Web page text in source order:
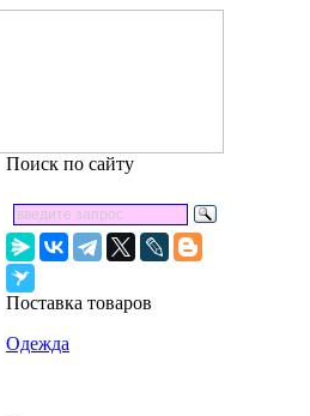
Поиск по сайту
Поставка товаров
Одежда